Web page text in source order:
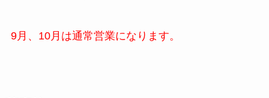
9月、10月は通常営業になります。